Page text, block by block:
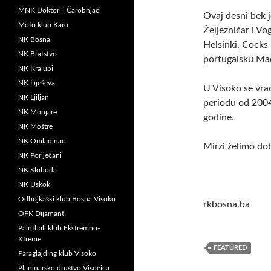
Ovaj desni bek
Željezničar i
Helsinki,
portugalsku
U Visoko se
periodu od
godine.
Mirzi želimo
rkbosna.ba
FEATURED
MNK Doktori i Čarobnjaci
Moto klub Karo
NK Bosna
NK Bratstvo
NK Kralupi
NK Liješeva
NK Ljiljan
NK Monjare
NK Moštre
NK Omladinac
NK Poriječani
NK Sloboda
NK Uskok
Odbojkaški klub Bosna Visoko
OFK Dijamant
Paintball klub Ekstremno-
Xtreme
Paraglajding klub Visoko
Planinarsko društvo Visočica